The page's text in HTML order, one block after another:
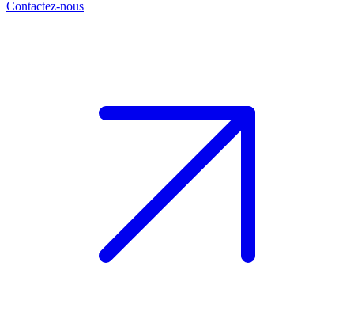
Contactez-nous